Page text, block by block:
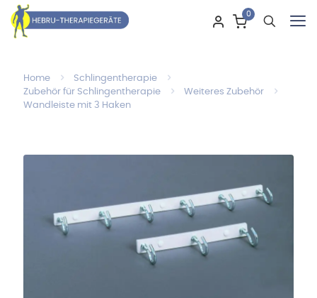
0
Home
Schlingentherapie
Zubehör für Schlingentherapie
Weiteres Zubehör
Wandleiste mit 3 Haken